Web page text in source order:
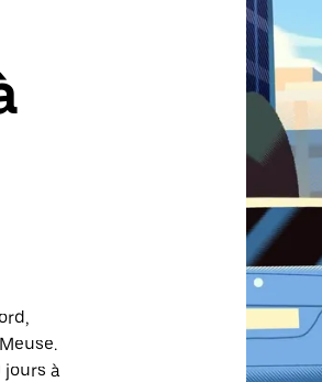
jours à